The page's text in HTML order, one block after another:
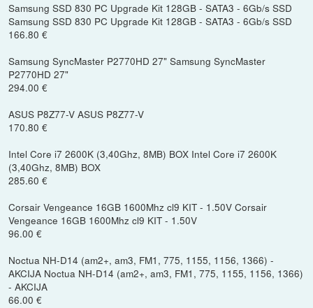
Samsung SSD 830 PC Upgrade Kit 128GB - SATA3 - 6Gb/s SSD
Samsung SSD 830 PC Upgrade Kit 128GB - SATA3 - 6Gb/s SSD
166.80 €
Samsung SyncMaster P2770HD 27" Samsung SyncMaster
P2770HD 27"
294.00 €
ASUS P8Z77-V ASUS P8Z77-V
170.80 €
Intel Core i7 2600K (3,40Ghz, 8MB) BOX Intel Core i7 2600K
(3,40Ghz, 8MB) BOX
285.60 €
Corsair Vengeance 16GB 1600Mhz cl9 KIT - 1.50V Corsair
Vengeance 16GB 1600Mhz cl9 KIT - 1.50V
96.00 €
Noctua NH-D14 (am2+, am3, FM1, 775, 1155, 1156, 1366) -
AKCIJA Noctua NH-D14 (am2+, am3, FM1, 775, 1155, 1156, 1366)
- AKCIJA
66.00 €